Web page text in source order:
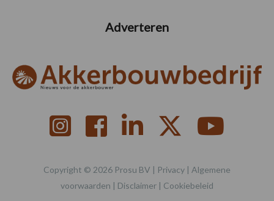
Adverteren
Copyright © 2026 Prosu BV | Privacy | Algemene
voorwaarden | Disclaimer | Cookiebeleid